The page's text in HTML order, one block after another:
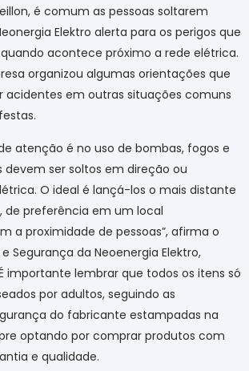
é comum as pessoas soltarem
Elektro alerta para os perigos que
acontece próximo a rede elétrica.
organizou algumas orientações que
acidentes em outras situações comuns
atenção é no uso de bombas, fogos e
devem ser soltos em direção ou
O ideal é lançá-los o mais distante
de preferência em um local
a proximidade de pessoas”, afirma o
Segurança da Neoenergia Elektro,
importante lembrar que todos os itens só
por adultos, seguindo as
do fabricante estampadas na
optando por comprar produtos com
e qualidade.